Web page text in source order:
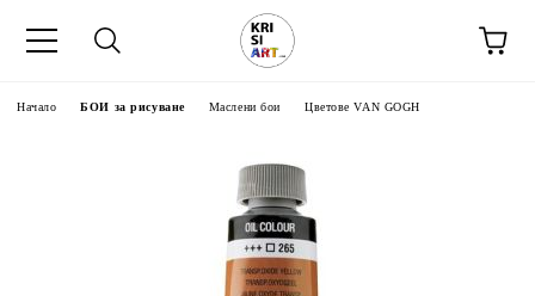
Начало БОИ за рисуване Маслени бои Цветове VAN GOGH